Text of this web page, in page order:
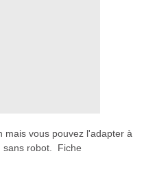
mais vous pouvez l'adapter à
robot.
Fiche